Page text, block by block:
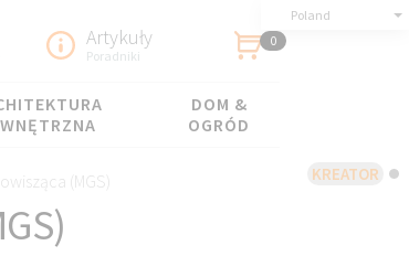
KREATOR
Poland
Artykuły
Poradniki
0
DOM &
OGRÓD
(MGS)